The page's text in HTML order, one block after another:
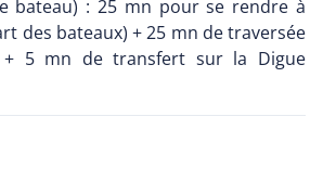
bateau) : 25 mn pour se rendre à
des bateaux) + 25 mn de traversée
+ 5 mn de transfert sur la Digue